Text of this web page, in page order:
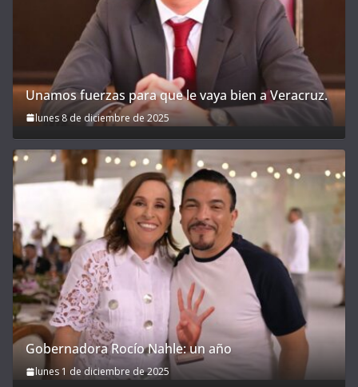
Unamos fuerzas para que le vaya bien a Veracruz.
lunes 8 de diciembre de 2025
Gobernadora Rocío Nahle: un año
lunes 1 de diciembre de 2025